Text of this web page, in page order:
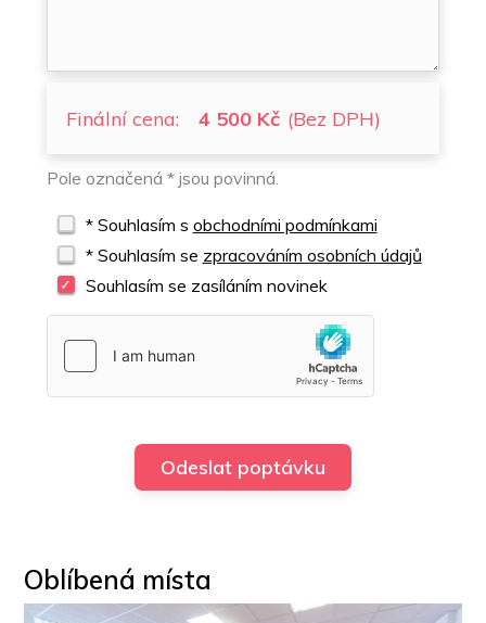
Finální cena: 4 500 Kč (Bez DPH)
Pole označená * jsou povinná.
* Souhlasím s obchodními podmínkami
* Souhlasím se zpracováním osobních údajů
Souhlasím se zasíláním novinek
Oblíbená místa